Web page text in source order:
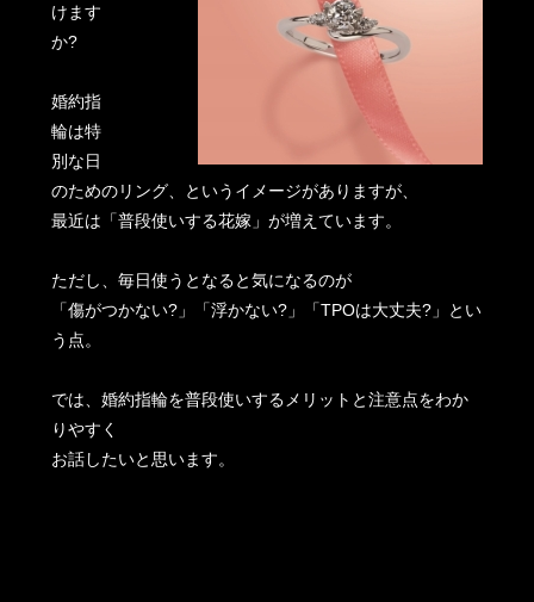
けます
か?
婚約指
輪は特
別な日
のためのリング、というイメージがありますが、
最近は「普段使いする花嫁」が増えています。
ただし、毎日使うとなると気になるのが
「傷がつかない?」「浮かない?」「TPOは大丈夫?」とい
う点。
では、婚約指輪を普段使いするメリットと注意点をわか
りやすく
お話したいと思います。